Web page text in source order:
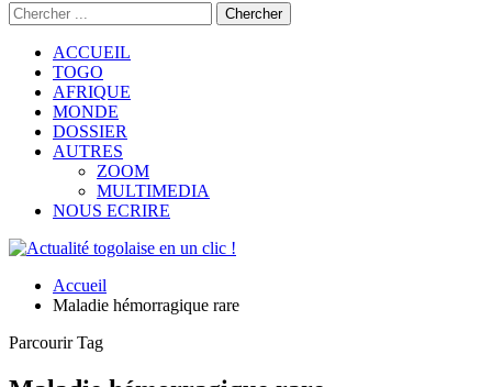
ACCUEIL
TOGO
AFRIQUE
MONDE
DOSSIER
AUTRES
ZOOM
MULTIMEDIA
NOUS ECRIRE
Accueil
Maladie hémorragique rare
Parcourir Tag